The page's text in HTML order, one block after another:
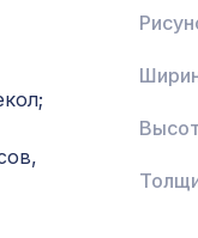
ХДФ, клён
панель
ХДФ, ольха